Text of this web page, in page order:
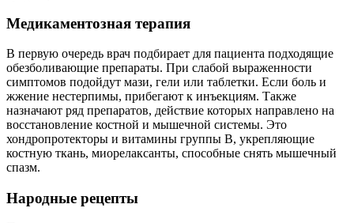
Медикаментозная терапия
В первую очередь врач подбирает для пациента подходящие
обезболивающие препараты. При слабой выраженности
симптомов подойдут мази, гели или таблетки. Если боль и
жжение нестерпимы, прибегают к инъекциям. Также
назначают ряд препаратов, действие которых направлено на
восстановление костной и мышечной системы. Это
хондропротекторы и витамины группы В, укрепляющие
костную ткань, миорелаксанты, способные снять мышечный
спазм.
Народные рецепты